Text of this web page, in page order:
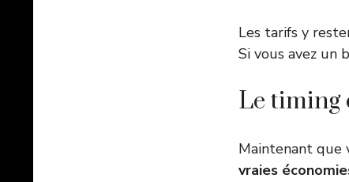
Les tarifs y
Si vous avez un
Le timing
Maintenant que
vraies